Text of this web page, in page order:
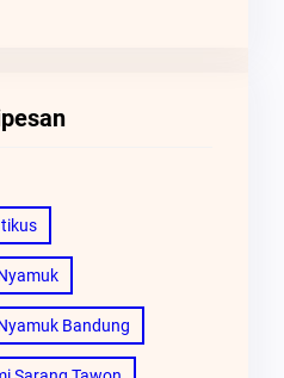
Bandung